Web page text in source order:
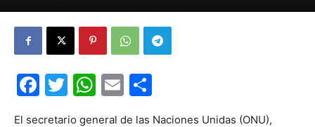
Facebook
Twitter
WhatsApp
Email
El secretario general de las Naciones Unidas (ONU),